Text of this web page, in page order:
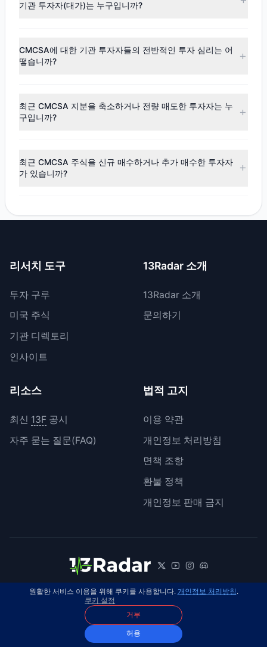
기관 투자자(대가)는 누구입니까?
HOTCHKIS & WILEY ($7.69억),Cliff Asness($3.51억) 등이
있습니다. 최신 공시 데이터에 따르면, 총 22명의 투자 대가가
CMCSA에 대한 기관 투자자들의 전반적인 투자 심리는 어
떻습니까?
(순매도)로 나타났습니다. 해당 분기 동안 $2.05억의 자금이
순유출되었으며, 7명의 투자 대가가 비중을 확대했고, 11명이
최근 CMCSA 지분을 축소하거나 전량 매도한 투자자는 누
구입니까?
며, 0명은 CMCSA 지분을 전량 매도했습니다. 총 매도 금액은
약 $3.32억입니다.
최근 CMCSA 주식을 신규 매수하거나 추가 매수한 투자자
가 있습니까?
매수했으며, 6명은 기존 보유량을 늘렸습니다. 총 매수 금액은
리서치 도구
투자 구루
미국 주식
기관 디렉토리
인사이트
13Radar 소개
13Radar 소개
문의하기
리소스
최신 13F공시
자주 묻는 질문(FAQ)
법적 고지
이용 약관
개인정보 처리방침
면책 조항
환불 정책
개인정보 판매 금지
© 2026 13Radar. 모든 권리 보유. 한국어
원활한 서비스 이용을 위해 쿠키를 사용합니다. 개인정보 처리방침 .
쿠키 설정
거부
허용